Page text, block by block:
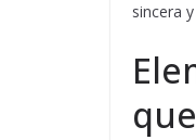
sincera